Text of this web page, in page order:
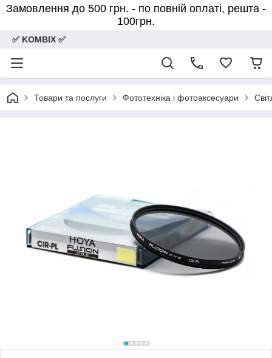
Замовлення до 500 грн. - по повній оплаті, решта -
100грн.
✅ KOMBIX ✅
Товари та послуги Фототехніка і фотоаксесуари